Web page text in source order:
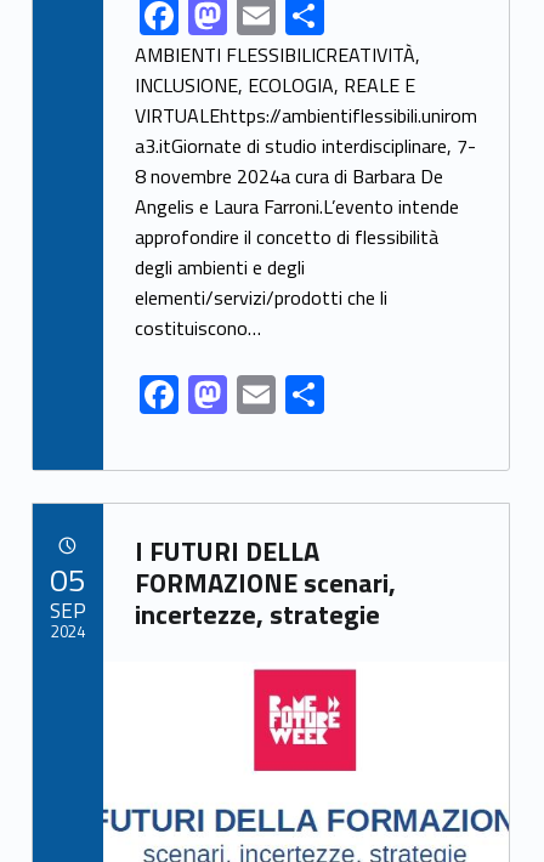
Link identifier share facebook archive #share-link-archive-17593F
ac
e
b
o
o
k
M
as
to
d
o
n
E
m
ai
l
S
h
ar
e
AMBIENTI FLESSIBILICREATIVITÀ,
INCLUSIONE, ECOLOGIA, REALE E
VIRTUALEhttps://ambientiflessibili.unirom
a3.itGiornate di studio interdisciplinare, 7-
8 novembre 2024a cura di Barbara De
Angelis e Laura Farroni.L’evento intende
approfondire il concetto di flessibilità
degli ambienti e degli
elementi/servizi/prodotti che li
costituiscono…
F
ac
e
b
o
o
k
M
as
to
d
o
n
E
m
ai
l
S
ar
e
Link identifier archive #link-archive-97920
I FUTURI DELLA
FORMAZIONE scenari,
incertezze, strategie
05
SEP
2024